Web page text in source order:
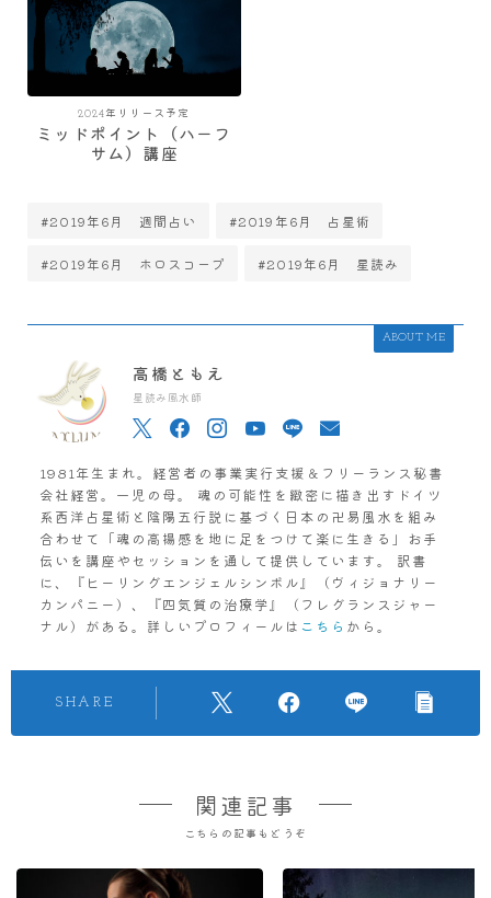
2024年リリース予定
ミッドポイント（ハーフ
サム）講座
#2019年6月 週間占い #2019年6月 占星術
#2019年6月 ホロスコープ #2019年6月 星読み
ABOUT ME
高橋ともえ
星読み風水師
1981年生まれ。経営者の事業実行支援＆フリーランス秘書
会社経営。一児の母。 魂の可能性を緻密に描き出すドイツ
系西洋占星術と陰陽五行説に基づく日本の卍易風水を組み
合わせて「魂の高揚感を地に足をつけて楽に生きる」お手
伝いを講座やセッションを通して提供しています。 訳書
に、『ヒーリングエンジェルシンボル』（ヴィジョナリー
カンパニー）、『四気質の治療学』（フレグランスジャー
ナル）がある。詳しいプロフィールは こちら から。
SHARE
関連記事
こちらの記事もどうぞ